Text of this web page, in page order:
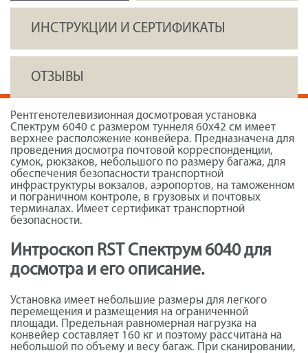
ИНСТРУКЦИИ И СЕРТИФИКАТЫ
ОТЗЫВЫ
Рентгенотелевизионная досмотровая установка
Спектрум 6040 с размером туннеля 60х42 см имеет
верхнее расположение конвейера. Предназначена для
проведения досмотра почтовой корреспонденции,
сумок, рюкзаков, небольшого по размеру багажа, для
обеспечения безопасности транспортной
инфраструктуры вокзалов, аэропортов, на таможенном
и пограничном контроле, в грузовых и почтовых
терминалах. Имеет сертификат транспортной
безопасности.
Интроскоп RST Спектрум 6040 для
досмотра и его описание.
Установка имеет небольшие размеры для легкого
перемещения и размещения на ограниченной
площади. Предельная равномерная нагрузка на
конвейер составляет 160 кг и поэтому рассчитана на
небольшой по объему и весу багаж. При сканировании,